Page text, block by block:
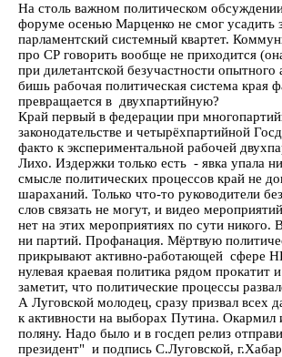
На столь важном политическом
форуме осенью Марценко не смог усадить
парламентский системный квартет.
про СР говорить вообще не приходится
при дилетантской безучастности опытного
бишь рабочая политическая система края
превращается в двухпартийную?
Край первый в федерации при
законодательстве и четырёхпартийной
факто к экспериментальной рабочей
Лихо. Издержки только есть - явка упала
смысле политических процессов край не
шараханий. Только что-то руководители
слов связать не могут, и видео
нет на этих мероприятиях по сути никого.
ни партий. Профанация. Мёртвую
прикрывают активно-работающей сфере
нулевая краевая политика рядом прокатит
заметит, что политические процессы
А Луговской молодец, сразу призвал всех
к активности на выборах Путина.
поляну. Надо было и в госдеп релиз
президент" и подпись С.Луговской,